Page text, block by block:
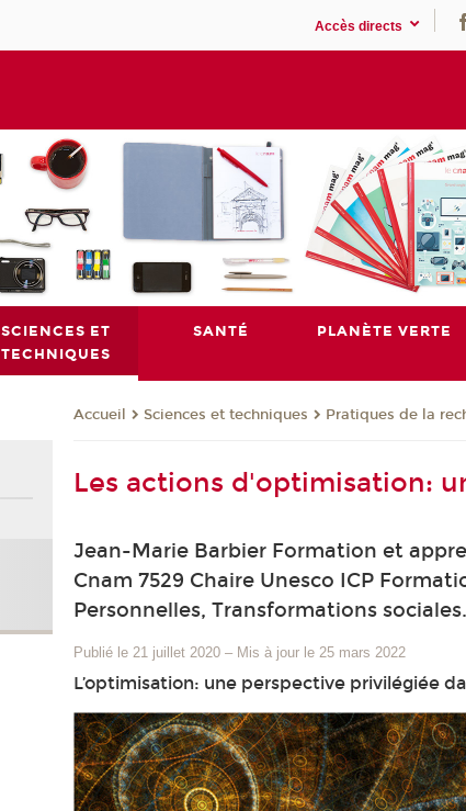
Accès directs
SCIENCES ET
TECHNIQUES
SANTÉ PLANÈTE VERTE
Accueil Sciences et techniques Pratiques de la
Les actions d'optimisation:
Jean-Marie Barbier Formation et
Cnam 7529 Chaire Unesco ICP
Personnelles, Transformations sociales.
Publié le 21 juillet 2020 – Mis à jour le 25 mars 2022
L’optimisation: une perspective privilégiée